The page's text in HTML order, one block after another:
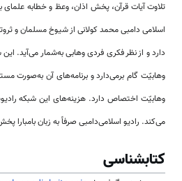
تلاوت آیات قرآن، پخش اذان، وعظ و خطابه
اسلامی‌‌ دامبی محمد کولانی از شیوخ مسلمان و
دارد و از نظر فکری فردی وهابی به‌شمار می‌آید.
وهابیّت گام برمی‌دارد و برنامه‌های آن به‌صورت
وهابیّت اختصاص دارد. هزینه‌های این شبکه
می‌کند. رادیو اسلامی‌‌دامبی صرفاً به زبان بامبارا
کتابشناسی